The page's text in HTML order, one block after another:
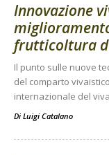
Innovazione
frutticoltura
Il punto sulle nuove
del comparto
internazionale del
Di Luigi Catalano